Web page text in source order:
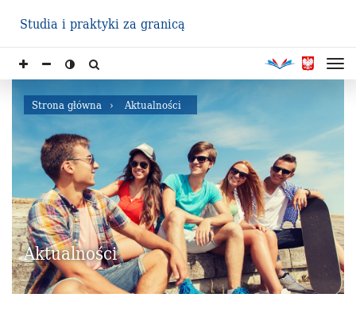
Studia i praktyki za granicą
Strona główna Aktualności
Aktualności